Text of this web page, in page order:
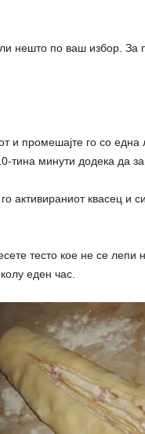
нешто по ваш избор. За
и промешајте го со една
тина минути додека да
активираниот квасец и
тесто кое не се лепи
еден час.